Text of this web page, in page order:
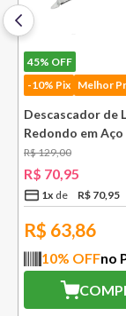
45% OFF
-10% Pix Melhor
Descascador de
Redondo em
131 mm Bsf
R$129,00
R$ 70,95
1x R$ 70,95
R$ 63,86
10% OFFno